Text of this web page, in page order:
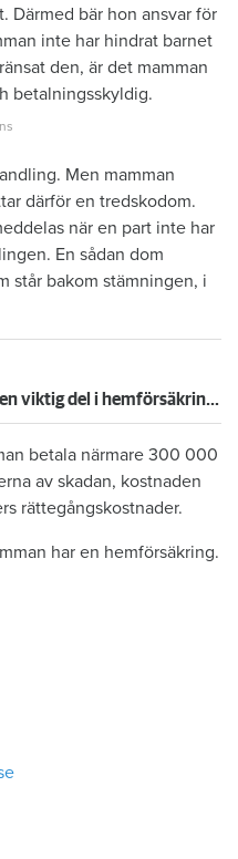
Därmed bär hon ansvar för
inte har hindrat barnet
den, är det mamman
betalningsskyldig.
Men mamman
därför en tredskodom.
när en part inte har
En sådan dom
står bakom stämningen, i
Ansvarsskyddet – en viktig del i hemförsäkringen
betala närmare 300 000
av skadan, kostnaden
rättegångskostnader.
har en hemförsäkring.